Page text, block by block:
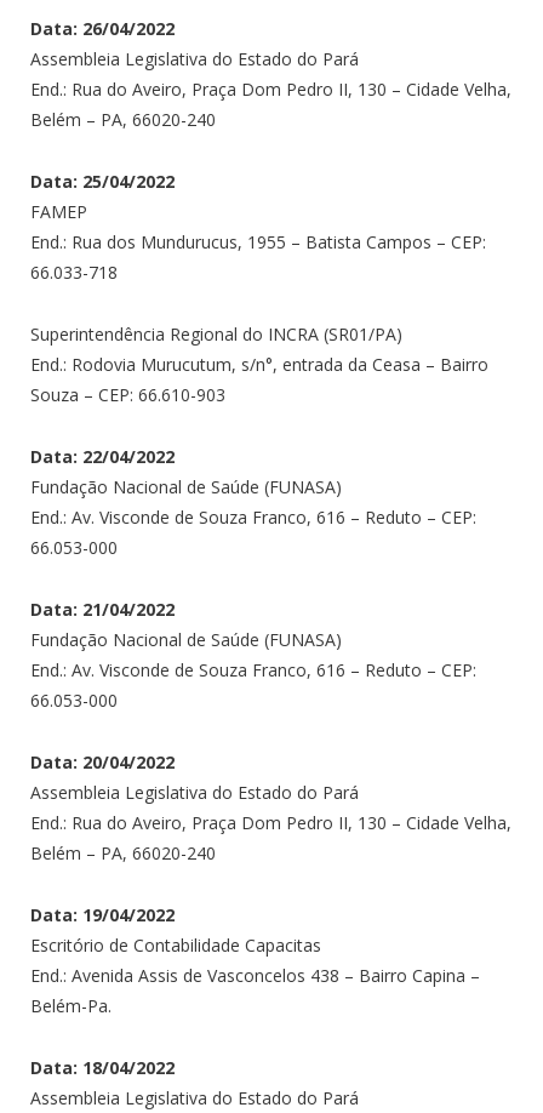
Data: 26/04/2022
Assembleia Legislativa do Estado do Pará
End.: Rua do Aveiro, Praça Dom Pedro II, 130 – Cidade Velha,
Belém – PA, 66020-240
Data: 25/04/2022
FAMEP
End.: Rua dos Mundurucus, 1955 – Batista Campos – CEP:
66.033-718
Superintendência Regional do INCRA (SR01/PA)
End.: Rodovia Murucutum, s/n°, entrada da Ceasa – Bairro
Souza – CEP: 66.610-903
Data: 22/04/2022
Fundação Nacional de Saúde (FUNASA)
End.: Av. Visconde de Souza Franco, 616 – Reduto – CEP:
66.053-000
Data: 21/04/2022
Fundação Nacional de Saúde (FUNASA)
End.: Av. Visconde de Souza Franco, 616 – Reduto – CEP:
66.053-000
Data: 20/04/2022
Assembleia Legislativa do Estado do Pará
End.: Rua do Aveiro, Praça Dom Pedro II, 130 – Cidade Velha,
Belém – PA, 66020-240
Data: 19/04/2022
Escritório de Contabilidade Capacitas
End.: Avenida Assis de Vasconcelos 438 – Bairro Capina –
Belém-Pa.
Data: 18/04/2022
Assembleia Legislativa do Estado do Pará